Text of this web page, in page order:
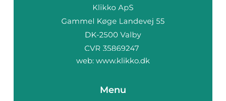
web: www.klikko.dk
Menu